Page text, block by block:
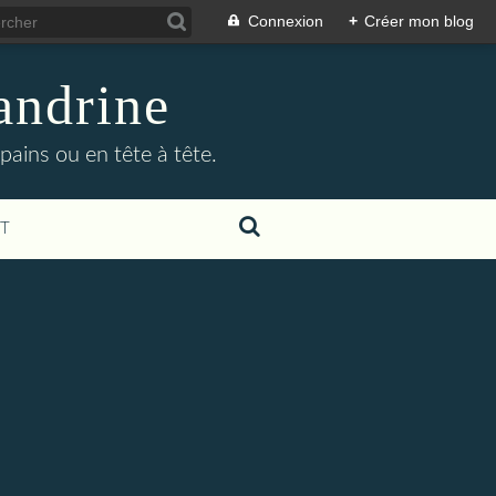
Connexion + Créer mon blog
ou en tête à tête.